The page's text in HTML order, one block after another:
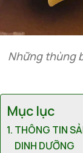
Những thùng
Mục lục
THÔNG TIN
DINH DƯỠNG